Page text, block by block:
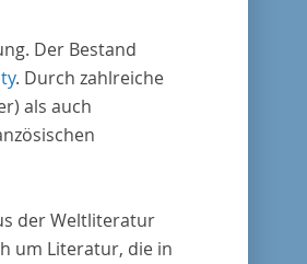
Der Bestand
. Durch zahlreiche
als auch
der Weltliteratur
um Literatur, die in